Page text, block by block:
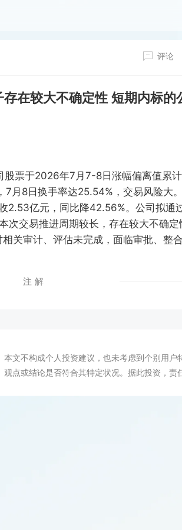
评论
在较大不确定性 短期内标的
股票于2026年7月7-8日涨幅偏离值累
月8日换手率达25.54%，交易风险大
亿元，同比降42.56%。公司拟通
次交易推进周期较长，存在较大不确
关审计、评估未完成，面临审批、整
注解
文不构成个人投资建议，也未考虑到个别用户
点或结论是否符合其特定状况。据此投资，责